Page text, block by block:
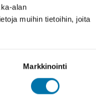
alan
muihin tietoihin, joita
Markkinointi